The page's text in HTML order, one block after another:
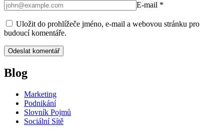
E-mail *
Uložit do prohlížeče jméno, e-mail a webovou stránku pro
budoucí komentáře.
Blog
Marketing
Podnikání
Slovník Pojmů
Sociální Sítě